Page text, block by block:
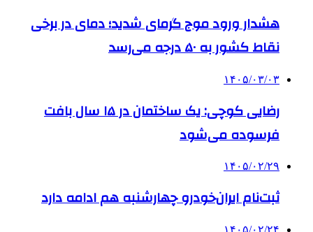
هشدار ورود موج گرمای شدید؛ دمای در برخی
نقاط کشور به ۵۰ درجه می‌رسد
۱۴۰۵/۰۳/۰۳
رضایی کوچی: یک ساختمان در ۱۵ سال بافت
فرسوده می‌شود
۱۴۰۵/۰۲/۲۹
ثبت‌نام ایران‌خودرو چهارشنبه هم ادامه دارد
۱۴۰۵/۰۲/۲۴